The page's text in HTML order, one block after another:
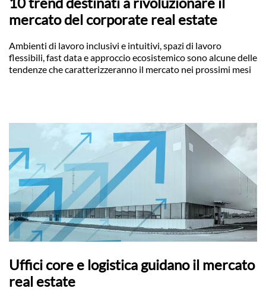
mercato del corporate real estate
Ambienti di lavoro inclusivi e intuitivi, spazi di lavoro
flessibili, fast data e approccio ecosistemico sono alcune delle
tendenze che caratterizzeranno il mercato nei prossimi mesi
Uffici core e logistica guidano il mercato
real estate